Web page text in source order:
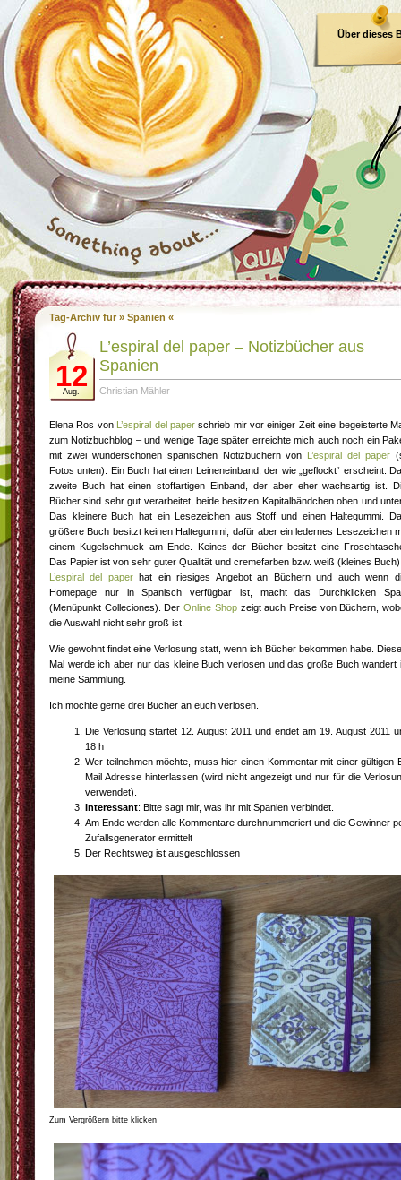
Über dieses
Tag-Archiv für » Spanien «
12
Aug.
L’espiral del paper – Notizbücher aus
Spanien
Christian Mähler
Elena Ros von L’espiral del paperschrieb mir vor einiger Zeit eine begeisterte
zum Notizbuchblog – und wenige Tage später erreichte mich auch noch ein
mit zwei wunderschönen spanischen Notizbüchern von L’espiral del paper
Fotos unten). Ein Buch hat einen Leineneinband, der wie „geflockt“ erscheint.
zweite Buch hat einen stoffartigen Einband, der aber eher wachsartig ist.
Bücher sind sehr gut verarbeitet, beide besitzen Kapitalbändchen oben und
Das kleinere Buch hat ein Lesezeichen aus Stoff und einen Haltegummi.
größere Buch besitzt keinen Haltegummi, dafür aber ein ledernes Lesezeichen
einem Kugelschmuck am Ende. Keines der Bücher besitzt eine
Das Papier ist von sehr guter Qualität und cremefarben bzw. weiß (kleines
L’espiral del paper hat ein riesiges Angebot an Büchern und auch wenn
Homepage nur in Spanisch verfügbar ist, macht das Durchklicken
(Menüpunkt Colleciones). DerOnline Shopzeigt auch Preise von Büchern,
die Auswahl nicht sehr groß ist.
Wie gewohnt findet eine Verlosung statt, wenn ich Bücher bekommen habe.
Mal werde ich aber nur das kleine Buch verlosen und das große Buch wandert
meine Sammlung.
Ich möchte gerne drei Bücher an euch verlosen.
Die Verlosung startet 12. August 2011 und endet am 19. August 2011
18 h
Wer teilnehmen möchte, muss hier einen Kommentar mit einer gültigen
Mail Adresse hinterlassen (wird nicht angezeigt und nur für die
verwendet).
Interessant: Bitte sagt mir, was ihr mit Spanien verbindet.
Am Ende werden alle Kommentare durchnummeriert und die Gewinner
Zufallsgenerator ermittelt
Der Rechtsweg ist ausgeschlossen
Zum Vergrößern bitte klicken